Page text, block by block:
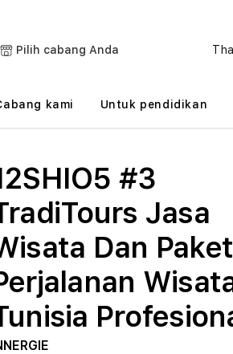
Pilih cabang Anda
B
h
kami Untuk pendidikan
#3
Jasa
Dan Paket